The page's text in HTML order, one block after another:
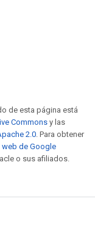
de esta página está
Commons y las
2.0. Para obtener
de Google
o sus afiliados.